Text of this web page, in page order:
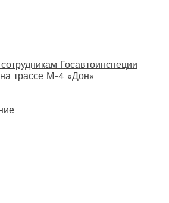
Госавтоинспеции
трассе М-4 «Дон»